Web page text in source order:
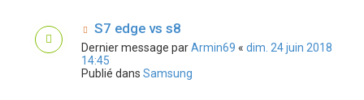
S7 edge vs s8
Dernier message parArmin69 « dim. 24 juin 2018
14:45
Publié dans Samsung